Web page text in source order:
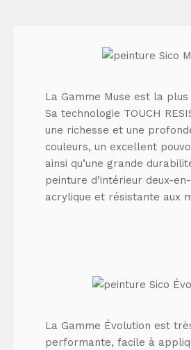
La Gamme Muse est la plus
Sa technologie TOUCH
une richesse et une
couleurs, un excellent
ainsi qu’une grande
peinture d’intérieur deux-
acrylique et résistante aux
La Gamme Évolution est
performante, facile à